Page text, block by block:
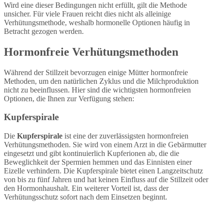
Wird eine dieser Bedingungen nicht erfüllt, gilt die Methode
unsicher. Für viele Frauen reicht dies nicht als alleinige
Verhütungsmethode, weshalb hormonelle Optionen häufig in
Betracht gezogen werden.
Hormonfreie Verhütungsmethoden
Während der Stillzeit bevorzugen einige Mütter hormonfreie
Methoden, um den natürlichen Zyklus und die Milchproduktion
nicht zu beeinflussen. Hier sind die wichtigsten hormonfreien
Optionen, die Ihnen zur Verfügung stehen:
Kupferspirale
Die Kupferspirale ist eine der zuverlässigsten hormonfreien
Verhütungsmethoden. Sie wird von einem Arzt in die Gebärmutter
eingesetzt und gibt kontinuierlich Kupferionen ab, die die
Beweglichkeit der Spermien hemmen und das Einnisten einer
Eizelle verhindern. Die Kupferspirale bietet einen Langzeitschutz
von bis zu fünf Jahren und hat keinen Einfluss auf die Stillzeit oder
den Hormonhaushalt. Ein weiterer Vorteil ist, dass der
Verhütungsschutz sofort nach dem Einsetzen beginnt.